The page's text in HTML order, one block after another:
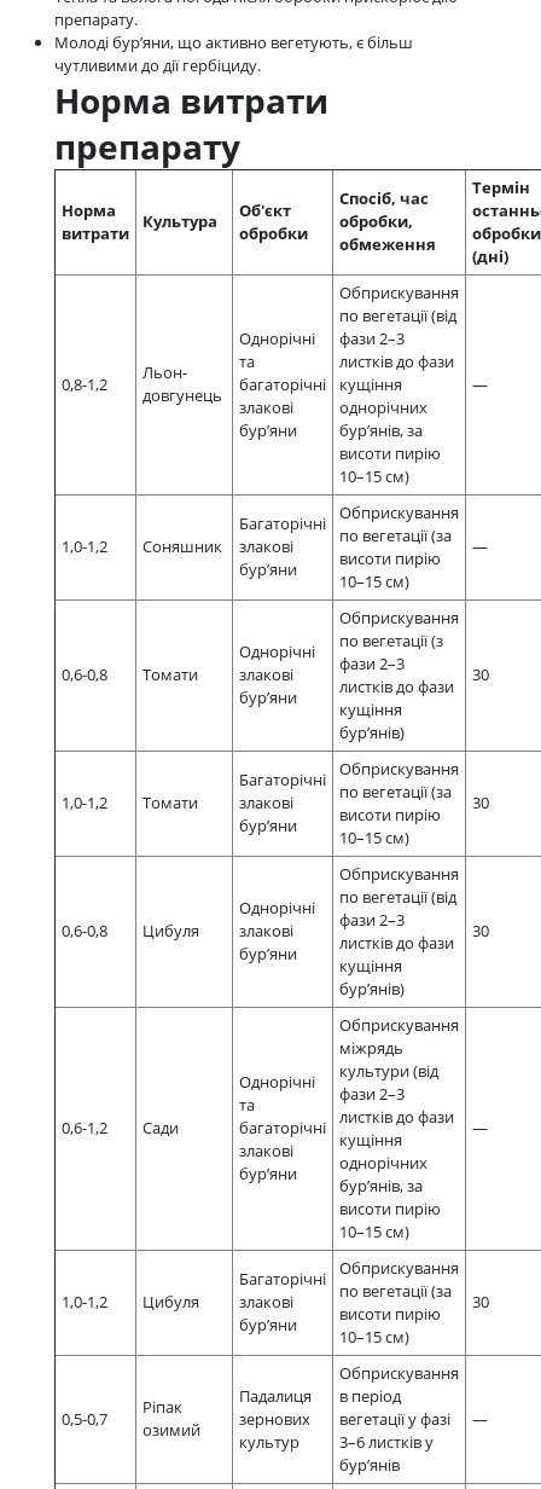
препарату.
Молоді бур’яни, що активно вегетують, є більш
чутливими до дії гербіциду.
Норма витрати
препарату
Норма
витрати
Культура
Об'єкт
обробки
Спосіб, час
обробки,
обмеження
Термін
обробки
(дні)
0,8-1,2
Льон-
довгунець
Однорічні
та
багаторічні
злакові
бур’яни
Обприскування
по вегетації (від
фази 2–3
листків до фази
кущіння
однорічних
бур’янів, за
висоти пирію
10–15 см)
—
1,0-1,2 Соняшник
Багаторічні
злакові
бур’яни
Обприскування
по вегетації (за
висоти пирію
10–15 см)
—
0,6-0,8 Томати
Однорічні
злакові
бур’яни
Обприскування
по вегетації (з
фази 2–3
листків до фази
кущіння
бур’янів)
30
1,0-1,2 Томати
Багаторічні
злакові
бур’яни
Обприскування
по вегетації (за
висоти пирію
10–15 см)
30
0,6-0,8 Цибуля
Однорічні
злакові
бур’яни
Обприскування
по вегетації (від
фази 2–3
листків до фази
кущіння
бур’янів)
30
0,6-1,2 Сади
Однорічні
та
багаторічні
злакові
бур’яни
Обприскування
міжрядь
культури (від
фази 2–3
листків до фази
кущіння
однорічних
бур’янів, за
висоти пирію
10–15 см)
—
1,0-1,2 Цибуля
Багаторічні
злакові
бур’яни
Обприскування
по вегетації (за
висоти пирію
10–15 см)
30
0,5-0,7
Ріпак
озимий
Падалиця
зернових
культур
Обприскування
в період
вегетації у фазі
3–6 листків у
бур’янів
—